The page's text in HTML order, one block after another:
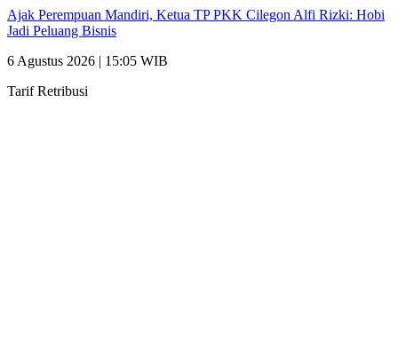
Ajak Perempuan Mandiri, Ketua TP PKK Cilegon Alfi Rizki: Hobi
Jadi Peluang Bisnis
6 Agustus 2026 | 15:05 WIB
Tarif Retribusi